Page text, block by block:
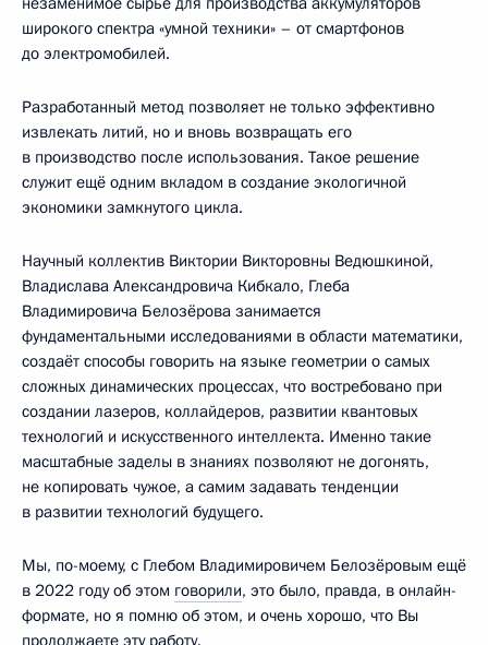
широкого спектра «умной техники» – от смартфонов
до электромобилей.
Разработанный метод позволяет не только эффективно
извлекать литий, но и вновь возвращать его
в производство после использования. Такое решение
служит ещё одним вкладом в создание экологичной
экономики замкнутого цикла.
Научный коллектив Виктории Викторовны Ведюшкиной,
Владислава Александровича Кибкало, Глеба
Владимировича Белозёрова занимается
фундаментальными исследованиями в области математики,
создаёт способы говорить на языке геометрии о самых
сложных динамических процессах, что востребовано при
создании лазеров, коллайдеров, развитии квантовых
технологий и искусственного интеллекта. Именно такие
масштабные заделы в знаниях позволяют не догонять,
не копировать чужое, а самим задавать тенденции
в развитии технологий будущего.
Мы, по-моему, с Глебом Владимировичем Белозёровым ещё
в 2022 году об этом говорили, это было, правда, в онлайн-
формате, но я помню об этом, и очень хорошо, что Вы
продолжаете эту работу.